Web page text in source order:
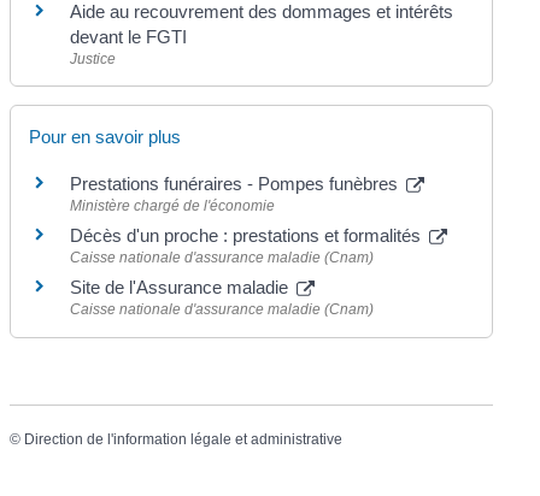
Aide au recouvrement des dommages et intérêts
devant le FGTI
Justice
Pour en savoir plus
Prestations funéraires - Pompes funèbres
Ministère chargé de l'économie
Décès d'un proche : prestations et formalités
Caisse nationale d'assurance maladie (Cnam)
Site de l'Assurance maladie
Caisse nationale d'assurance maladie (Cnam)
© Direction de l'information légale et administrative